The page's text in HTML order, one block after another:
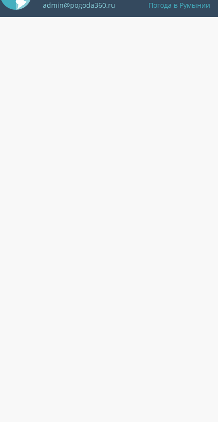
admin@pogoda360.ru
Погода в Румынии